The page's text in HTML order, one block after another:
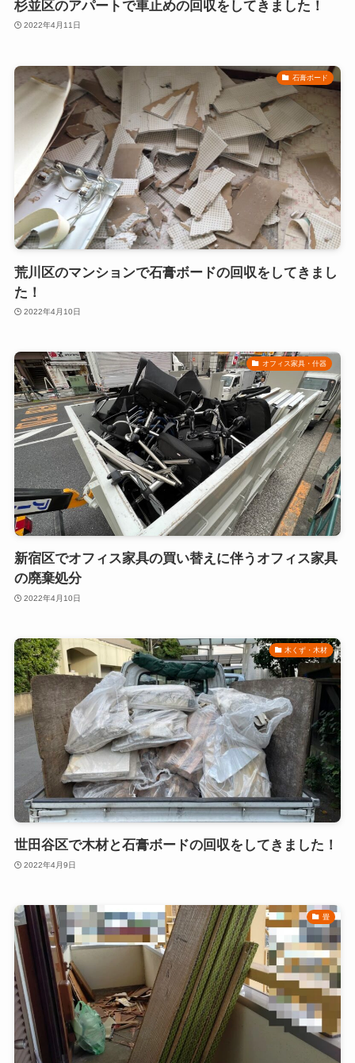
杉並区のアパートで車止めの回収をしてきました！
2022年4月11日
石膏ボード
荒川区のマンションで石膏ボードの回収をしてきまし
た！
2022年4月10日
オフィス家具・什器
新宿区でオフィス家具の買い替えに伴うオフィス家具
の廃棄処分
2022年4月10日
木くず・木材
世田谷区で木材と石膏ボードの回収をしてきました！
2022年4月9日
畳